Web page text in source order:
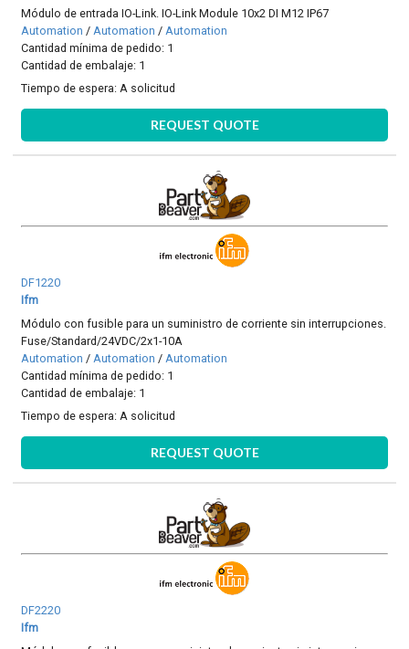
Módulo de entrada IO-Link. IO-Link Module 10x2 DI M12 IP67
Automation / Automation / Automation
Cantidad mínima de pedido: 1
Cantidad de embalaje: 1
Tiempo de espera:A solicitud
REQUEST QUOTE
DF1220
Ifm
Módulo con fusible para un suministro de corriente sin interrupciones.
Fuse/Standard/24VDC/2x1-10A
Automation / Automation / Automation
Cantidad mínima de pedido: 1
Cantidad de embalaje: 1
Tiempo de espera: A solicitud
REQUEST QUOTE
DF2220
Ifm